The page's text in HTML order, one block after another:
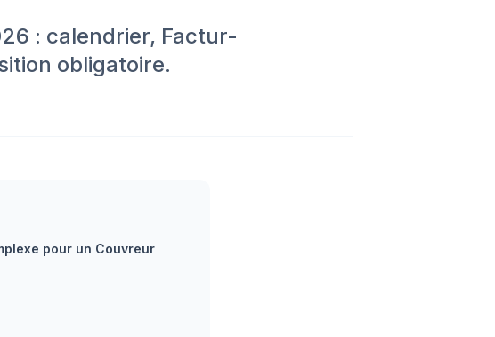
: calendrier, Factur-
obligatoire.
pour un Couvreur